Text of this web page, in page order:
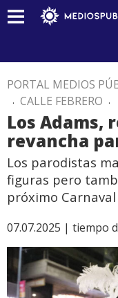
PORTAL MEDIOS
. CALLE FEBRERO .
Los Adams,
revancha
Los parodistas
figuras pero
próximo Carnaval
07.07.2025 | tiempo